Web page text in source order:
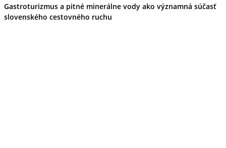
Gastroturizmus a pitné minerálne vody ako významná súčasť
slovenského cestovného ruchu